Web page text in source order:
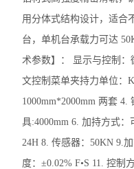
电动铺砂仪
高温炉
岩石双端面磨平机
用分体式结构设计，适合
台，单机台承载力可达
术参数】： 显示与控制
文控制菜单夹持力单位：
1000mm*2000mm 两套
具:4000mm 6. 加持方式：
24H 8. 传感器：50KN 9.
度：±0.02% F•S 11. 控制